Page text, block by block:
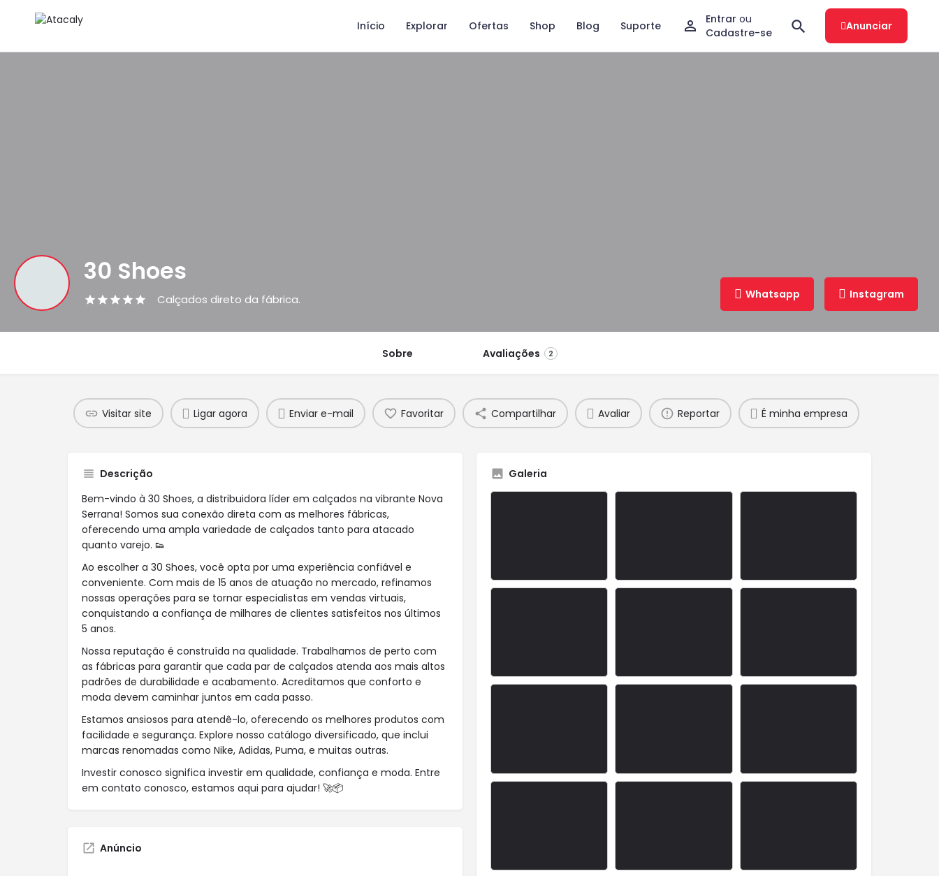
Início Explorar Ofertas Shop Blog Suporte Entrar ou
Cadastre-se
Anunciar
30 Shoes
Calçados direto da fábrica. Whatsapp Instagram
Sobre Avaliações 2
Visitar site Ligar agora Enviar e-mail Favoritar Compartilhar Avaliar Reportar É minha empresa
Descrição
Bem-vindo à 30 Shoes, a distribuidora líder em calçados na vibrante Nova
Serrana! Somos sua conexão direta com as melhores fábricas,
oferecendo uma ampla variedade de calçados tanto para atacado
quanto varejo. 👟
Ao escolher a 30 Shoes, você opta por uma experiência confiável e
conveniente. Com mais de 15 anos de atuação no mercado, refinamos
nossas operações para se tornar especialistas em vendas virtuais,
conquistando a confiança de milhares de clientes satisfeitos nos últimos
5 anos.
Nossa reputação é construída na qualidade. Trabalhamos de perto com
as fábricas para garantir que cada par de calçados atenda aos mais altos
padrões de durabilidade e acabamento. Acreditamos que conforto e
moda devem caminhar juntos em cada passo.
Estamos ansiosos para atendê-lo, oferecendo os melhores produtos com
facilidade e segurança. Explore nosso catálogo diversificado, que inclui
marcas renomadas como Nike, Adidas, Puma, e muitas outras.
Investir conosco significa investir em qualidade, confiança e moda. Entre
em contato conosco, estamos aqui para ajudar! 🚀📦
Anúncio
Galeria